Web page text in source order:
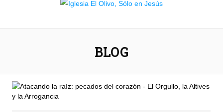
BLOG